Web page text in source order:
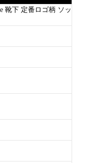
靴下 定番ロゴ柄 ソッ